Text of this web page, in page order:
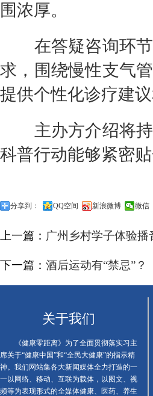
围浓厚。
在答疑咨询环节
求，围绕慢性支气
提供个性化诊疗建议
主办方介绍将持
科普行动能够紧密贴
分享到： QQ空间 新浪微博 微信
上一篇： 广州乡村学子体验
下一篇： 酒后运动有“禁忌”？
关于我们
《健康零距离》为了全面贯彻落实习主
席关于“健康中国”和“全民大健康”的指示精
神。我们网站集各大新闻媒体全力打造的一
一以网络、移动、互联为载体，以图文、视
频等为表现形式的全媒体健康、医药、养生